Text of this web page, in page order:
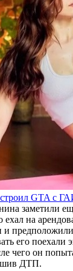
GTA с
заметили
ехал на
его
чего он
ДТП.